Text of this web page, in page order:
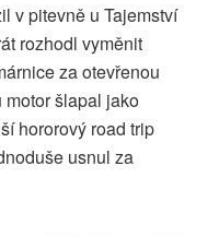
v pitevně u Tajemství
rozhodl vyměnit
za otevřenou
šlapal jako
hororový road trip
usnul za